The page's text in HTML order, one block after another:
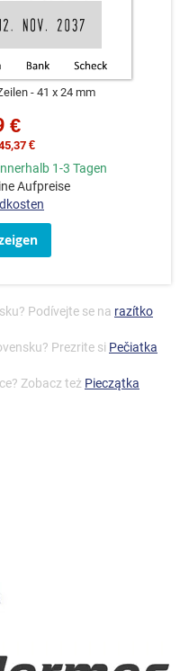
41 x 24 mm
€
€
1-3 Tagen
Aufpreise
Podívejte se na razítko
Prezrite si Pečiatka
Zobacz też Pieczątka